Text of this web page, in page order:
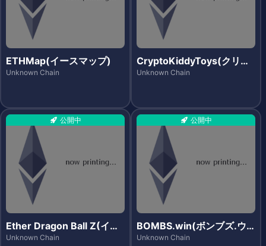
ETHMap(イースマップ)
Unknown Chain
CryptoKiddyToys(クリプ
トキディトイズ)
Unknown Chain
公開中
Ether Dragon Ball Z(イー
サドラゴンボールゼット)
Unknown Chain
公開中
BOMBS.win(ボンブズ.ウ
ィン)
Unknown Chain